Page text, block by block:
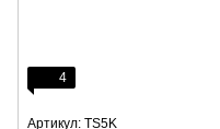
4
Артикул: TS5K